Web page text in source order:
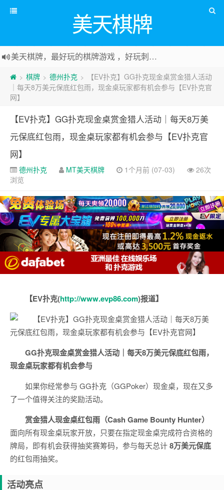
美天棋牌
美天棋牌，最好玩的棋牌游戏 ，好玩刺激可以赚Money，传送门：
> 棋牌 > 德州扑克 >
【EV扑克】GG扑克现金桌赏金猎人活动
｜每天8万美元保底红包雨，现金桌玩家都有机会参与【EV扑克官
网】
【EV扑克】GG扑克现金桌赏金猎人活动｜每天8万美
元保底红包雨，现金桌玩家都有机会参与【EV扑克官
网】
德州扑克 MT美天棋牌 1个月前 (07-03)
26次
浏览
【EV扑克(http://www.evp86.com)报道】
GG扑克现金桌赏金猎人活动｜每天8万美元保底红包雨，
现金桌玩家都有机会参与
如果你经常参与 GG扑克（GGPoker）现金桌，现在又多
了一个值得关注的奖励活动。
赏金猎人现金桌红包雨（Cash Game Bounty Hunter）
面向所有现金桌玩家开放，只要在指定现金桌完成符合资格的
牌局，即有机会获得抽奖赛筹码，参与每天总计8万美元保底
的红包雨抽奖。
活动亮点